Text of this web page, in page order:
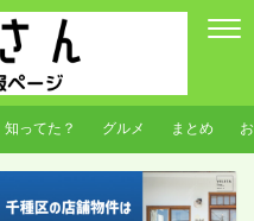
知ってた？ グルメ まとめ